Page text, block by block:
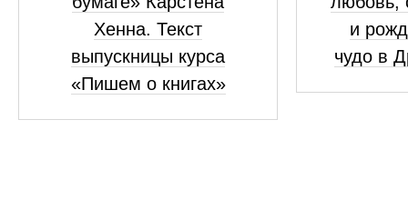
Хенна. Текст
выпускницы курса
«Пишем о книгах»
и
чудо в